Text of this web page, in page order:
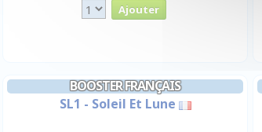
BOOSTER FRANÇAIS
SL1 - Soleil Et Lune